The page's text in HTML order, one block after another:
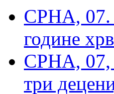
СРНА, 07.
године
СРНА, 07,
три